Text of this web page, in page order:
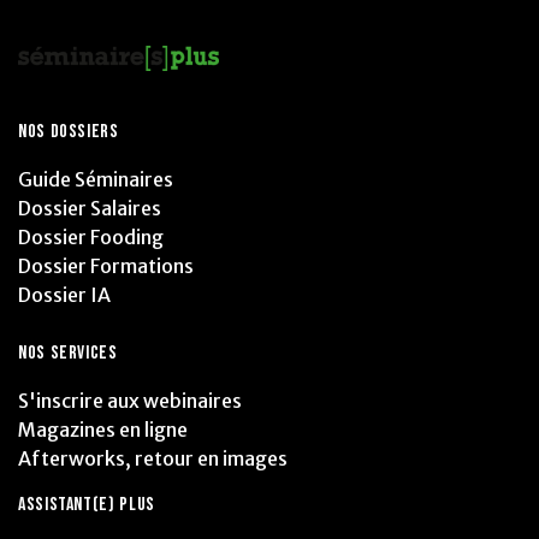
NOS DOSSIERS
Guide Séminaires
Dossier Salaires
Dossier Fooding
Dossier Formations
Dossier IA
NOS SERVICES
S'inscrire aux webinaires
Magazines en ligne
Afterworks, retour en images
ASSISTANT(E) PLUS